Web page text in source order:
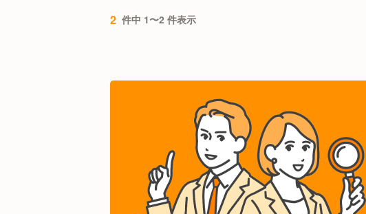
2 件中 1〜2 件表示